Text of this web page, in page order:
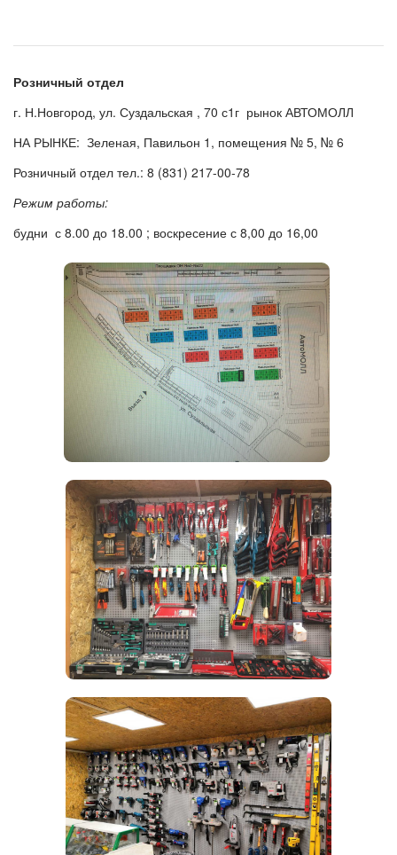
Розничный отдел
г. Н.Новгород, ул. Суздальская , 70 с1г рынок АВТОМОЛЛ
НА РЫНКЕ: Зеленая, Павильон 1, помещения № 5, № 6
Розничный отдел тел.: 8 (831) 217-00-78
Режим работы:
будни с 8.00 до 18.00 ; воскресение с 8,00 до 16,00